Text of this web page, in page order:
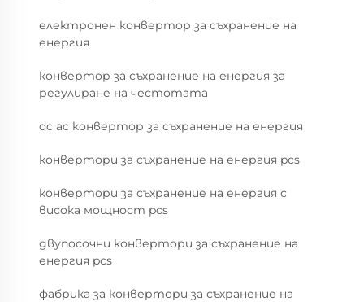
електронен конвертор за съхранение на
енергия
конвертор за съхранение на енергия за
регулиране на честотата
dc ac конвертор за съхранение на енергия
конвертори за съхранение на енергия pcs
конвертори за съхранение на енергия с
висока мощност pcs
двупосочни конвертори за съхранение на
енергия pcs
фабрика за конвертори за съхранение на